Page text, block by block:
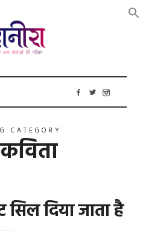
CATEGORY
दिया जाता है